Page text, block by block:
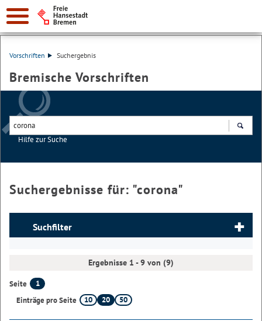
Vorschriften Suchergebnis
Bremische Vorschriften
Hilfe zur Suche
Suchergebnisse für: "corona"
Suchfilter
Ergebnisse 1 - 9 von (9)
Seite
1
Einträge pro Seite
10 20 50